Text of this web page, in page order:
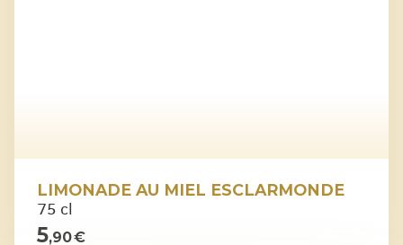
LIMONADE AU MIEL ESCLARMONDE
75 cl
5,90 €